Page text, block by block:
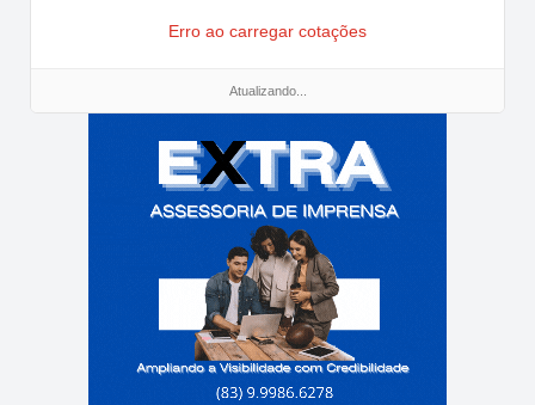
Erro ao carregar cotações
Atualizando...